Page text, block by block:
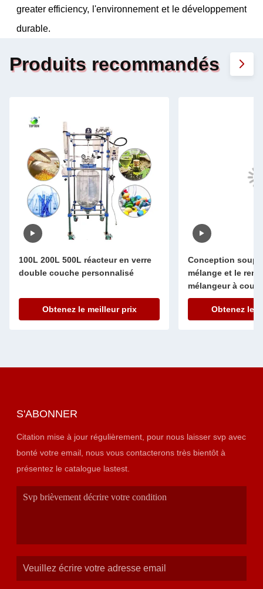
greater efficiency, l'environnement et le développement
durable.
Produits recommandés
100L 200L 500L réacteur en verre
double couche personnalisé
Obtenez le meilleur prix
Conception
mélange et le
mélangeur à
conique pour
laboratoire général
Obtenez le
S'ABONNER
Citation mise à jour régulièrement, pour nous laisser svp avec
bonté votre email, nous vous contacterons très bientôt à
présentez le catalogue lastest.